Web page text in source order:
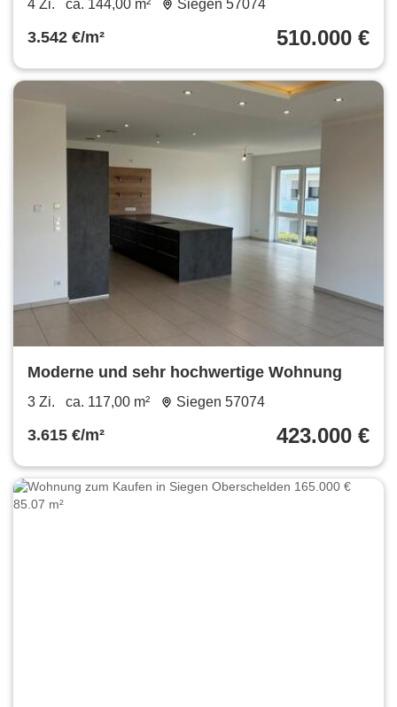
4 Zi. ca. 144,00 m² Siegen 57074
3.542 €/m² 510.000 €
Moderne und sehr hochwertige Wohnung
3 Zi. ca. 117,00 m² Siegen 57074
3.615 €/m² 423.000 €